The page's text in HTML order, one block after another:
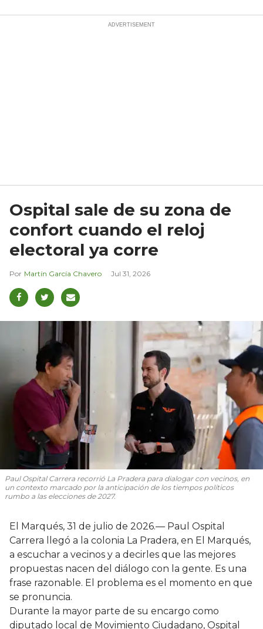
Ospital sale de su zona de
confort cuando el reloj
electoral ya corre
Martín García Chavero Jul 31, 2026
Paul Ospital Carrera recorrió La Pradera para dialogar con vecinos, en
un contexto marcado por la anticipación de los tiempos políticos
rumbo a las elecciones de 2027.
El Marqués, 31 de julio de 2026.— Paul Ospital
Carrera llegó a la colonia La Pradera, en El Marqués,
a escuchar a vecinos y a decirles que las mejores
propuestas nacen del diálogo con la gente. Es una
frase razonable. El problema es el momento en que
se pronuncia.
Durante la mayor parte de su encargo como
diputado local de Movimiento Ciudadano, Ospital